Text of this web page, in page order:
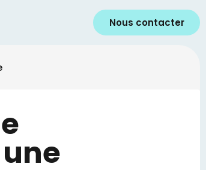
Tec7 Fast : la colle hybride ultra
Nous contacter